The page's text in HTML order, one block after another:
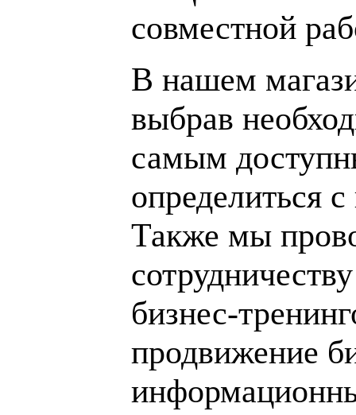
совместной
В нашем
выбрав
самым
определиться
Также мы
бизнес-
продвижение